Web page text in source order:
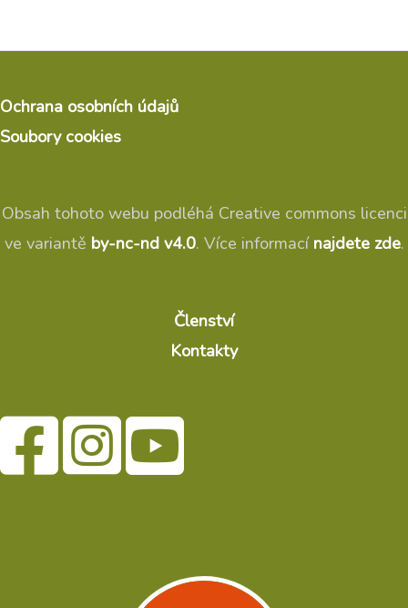
Ochrana osobních údajů
Soubory cookies
Obsah tohoto webu podléhá Creative commons licenci
ve variantě by-nc-nd v4.0. Více informací najdete zde.
Členství
Kontakty